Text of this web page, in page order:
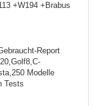
+W194 +Brabus
Report
Modelle
Tests